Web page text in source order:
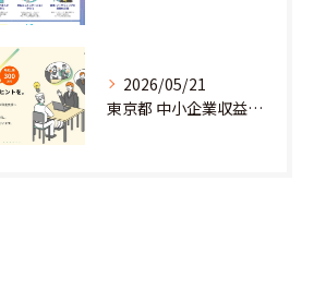
2026/05/21
東京都 中小企業収益力強化サポート事業